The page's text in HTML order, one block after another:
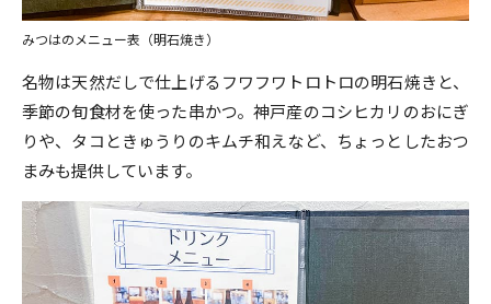
みつはのメニュー表（明石焼き）
名物は天然だしで仕上げるフワフワトロトロの明石焼きと、
季節の旬食材を使った串かつ。神戸産のコシヒカリのおにぎ
りや、タコときゅうりのキムチ和えなど、ちょっとしたおつ
まみも提供しています。